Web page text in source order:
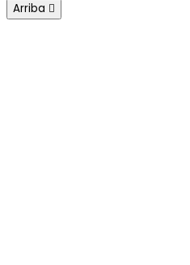
Arriba